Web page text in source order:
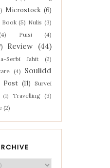
Microstock (6)
Book (5) Nulis (3)
Puisi (4)
Review (44)
Serbi Jahit (2)
(4) Soulidd
Post (11) Survei
(1) Travelling (3)
(2)